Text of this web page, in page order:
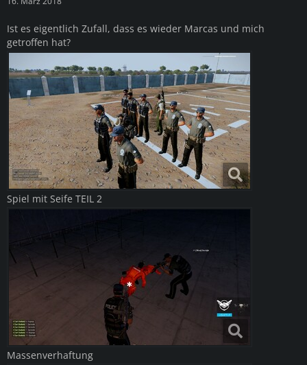
Ist es eigentlich Zufall, dass es wieder Marcas und mich
getroffen hat?
Spiel mit Seife TEIL 2
Massenverhaftung